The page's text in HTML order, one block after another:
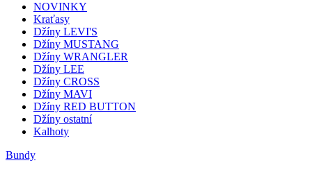
NOVINKY
Kraťasy
Džíny LEVI'S
Džíny MUSTANG
Džíny WRANGLER
Džíny LEE
Džíny CROSS
Džíny MAVI
Džíny RED BUTTON
Džíny ostatní
Kalhoty
Bundy